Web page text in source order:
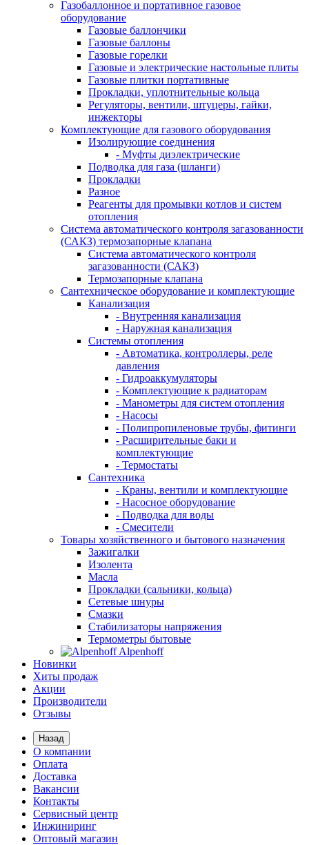
Газобаллонное и портативное газовое
оборудование
Газовые баллончики
Газовые баллоны
Газовые горелки
Газовые и электрические настольные плиты
Газовые плитки портативные
Прокладки, уплотнительные кольца
Регуляторы, вентили, штуцеры, гайки,
инжекторы
Комплектующие для газового оборудования
Изолирующие соединения
- Муфты диэлектрические
Подводка для газа (шланги)
Прокладки
Разное
Реагенты для промывки котлов и систем
отопления
Система автоматического контроля загазованности
(САКЗ) термозапорные клапана
Система автоматического контроля
загазованности (САКЗ)
Термозапорные клапана
Сантехническое оборудование и комплектующие
Канализация
- Внутренняя канализация
- Наружная канализация
Системы отопления
- Автоматика, контроллеры, реле
давления
- Гидроаккумуляторы
- Комплектующие к радиаторам
- Манометры для систем отопления
- Насосы
- Полипропиленовые трубы, фитинги
- Расширительные баки и
комплектующие
- Термостаты
Сантехника
- Краны, вентили и комплектующие
- Насосное оборудование
- Подводка для воды
- Смесители
Товары хозяйственного и бытового назначения
Зажигалки
Изолента
Масла
Прокладки (сальники, кольца)
Сетевые шнуры
Смазки
Стабилизаторы напряжения
Термометры бытовые
Alpenhoff
Новинки
Хиты продаж
Акции
Производители
Отзывы
Назад
О компании
Оплата
Доставка
Вакансии
Контакты
Сервисный центр
Инжиниринг
Оптовый магазин